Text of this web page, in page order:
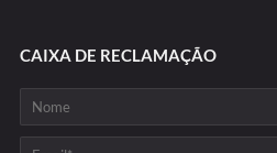
CAIXA DE RECLAMAÇÃO